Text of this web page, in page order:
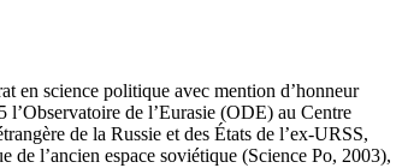
en science politique avec mention d’honneur
l’Observatoire de l’Eurasie (ODE) au Centre
de la Russie et des États de l’ex-URSS,
de l’ancien espace soviétique (Science Po, 2003),